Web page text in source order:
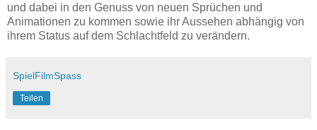
und dabei in den Genuss von neuen Sprüchen und
Animationen zu kommen sowie ihr Aussehen abhängig von
ihrem Status auf dem Schlachtfeld zu verändern.
SpielFilmSpass
Teilen